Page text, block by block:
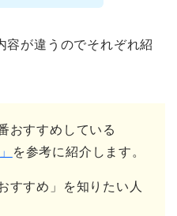
容が違うのでそれぞれ紹
おすすめしている
を参考に紹介します。
すすめ」を知りたい人